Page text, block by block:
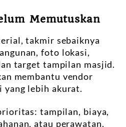
Memutuskan
takmir sebaiknya
foto lokasi,
target tampilan masjid.
membantu vendor
yang lebih akurat.
tampilan, biaya,
atau perawatan.